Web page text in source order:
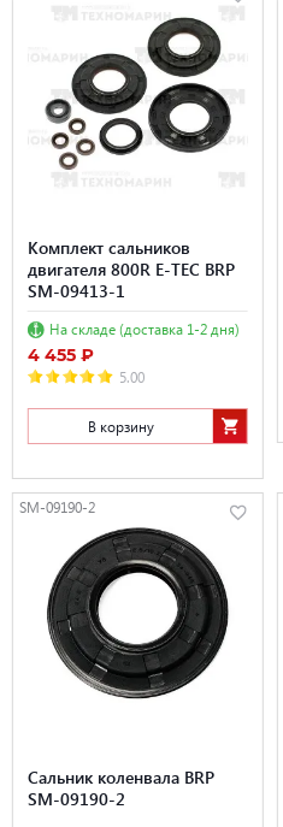
Комплект сальников
двигателя 800R E-TEC BRP
SM-09413-1
На складе (доставка 1-2 дня)
4 455 ₽
5.00
В корзину
SM-09190-2
Сальник коленвала BRP
SM-09190-2